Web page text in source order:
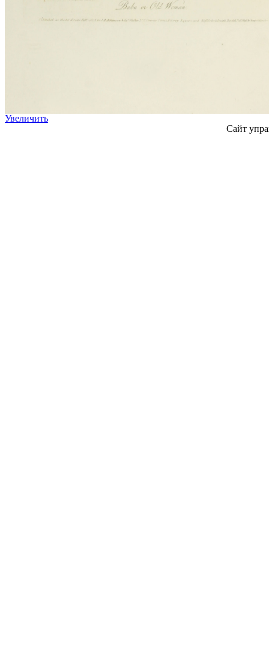
Увеличить
Сайт